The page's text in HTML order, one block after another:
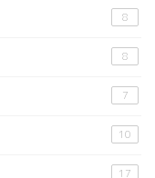
8
8
7
10
17